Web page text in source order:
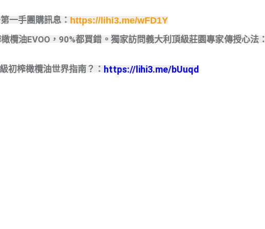
一手團購訊息： https://lihi3.me/wFD1Y
欖油EVOO，90%都買錯。獨家訪問義大利頂級莊園專家傳授心法：
初榨橄欖油世界指南？： https://lihi3.me/bUuqd